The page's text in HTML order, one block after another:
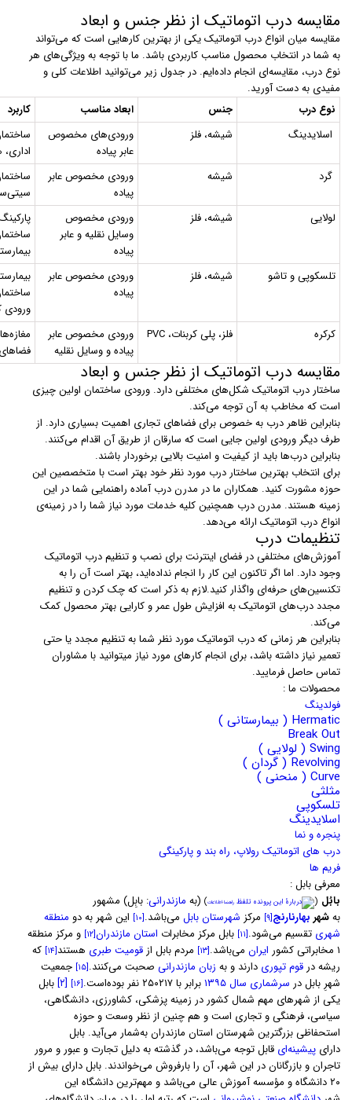
مقایسه درب اتوماتیک از نظر جنس و ابعاد
مقایسه میان انواع درب اتوماتیک یکی از بهترین کارهایی است که می‌تواند
به شما در انتخاب محصول مناسب کاربردی باشد. ما با توجه به ویژگی‌های هر
نوع درب، مقایسه‌ای انجام داده‌ایم. در جدول زیر می‌توانید اطلاعات کلی و
مفیدی به دست آورید.
نوع درب
جنس ابعاد مناسب
کاربرد
اسلایدینگ
شیشه، فلز
ورودی‌های مخصوص
عابر پیاده
گرد
شیشه
ورودی مخصوص عابر
پیاده
لولایی
شیشه، فلز
ورودی مخصوص
وسایل نقلیه و عابر
پیاده
تلسکوپی و تاشو
شیشه، فلز
ورودی مخصوص عابر
پیاده
ورودی
کرکره
فلز، پلی کربنات، PVC
ورودی مخصوص عابر
پیاده و وسایل نقلیه
مقایسه درب اتوماتیک از نظر جنس و ابعاد
ساختار درب اتوماتیک شکل‌های مختلفی دارد. ورودی ساختمان اولین چیزی
است که مخاطب به آن توجه می‌کند.
بنابراین ظاهر درب به خصوص برای فضاهای تجاری اهمیت بسیاری دارد. از
طرف دیگر ورودی اولین جایی است که سارقان از طریق آن اقدام می‌کنند.
بنابراین درب‌ها باید از کیفیت و امنیت بالایی برخوردار باشند.
برای انتخاب بهترین ساختار درب مورد نظر خود بهتر است با متخصصین این
حوزه مشورت کنید. همکاران ما در مدرن درب آماده راهنمایی شما در این
زمینه هستند. مدرن درب همچنین کلیه خدمات مورد نیاز شما را در زمینه‌ی
انواع درب اتوماتیک ارائه می‌دهد.
تنظیمات درب
آموزش‌های مختلفی در فضای اینترنت برای نصب و تنظیم درب اتوماتیک
وجود دارد. اما اگر تاکنون این کار را انجام نداده‌اید، بهتر است آن را به
تکنسین‌های حرفه‌ای واگذار کنید.لازم به ذکر است که چک کردن و تنظیم
مجدد درب‌های اتوماتیک به افزایش طول عمر و کارایی بهتر محصول کمک
می‌کند.
بنابراین هر زمانی که درب اتوماتیک مورد نظر شما به تنظیم مجدد یا حتی
تعمیر نیاز داشته باشد، برای انجام کارهای مورد نیاز میتوانید با مشاوران
تماس حاصل فرمایید.
محصولات ما :
فولدینگ
Hermatic ( بیمارستانی )
Break Out
Swing ( لولایی )
Revolving ( گردان )
Curve ( منحنی )
مثلثی
تلسکوپی
اسلایدینگ
پنجره و نما
درب های اتوماتیک رولاپ، راه بند و پارکینگی
فریم ها
معرفی بابل :
بابُل ( تلفظ راهنما·اطلاعات) (به مازندرانی: بابِل) مشهور
بهشهربهارنارنج[۹] مرکز شهرستان بابل می‌باشد.[۱۰] این شهر به دو منطقه
شهری تقسیم می‌شود.[۱۱] بابل مرکز مخابرات استان مازندران[۱۲]
و مرکز منطقه
۱ مخابراتی کشور
ایران می‌باشد.[۱۳] مردم بابل ازقومیت طبری هستند[۱۴]
که
ریشه درقوم تپوری دارند و به زبان مازندرانی صحبت می‌کنند.[۱۵]
جمعیت
شهرِ بابل در سرشماری سال ۱۳۹۵ برابر با ۲۵۰۲۱۷ نفر بوده‌است. [۱۶] [۲]
بابل
یکی از شهرهای مهم شمال کشور در زمینه پزشکی، کشاورزی، دانشگاهی،
سیاسی، فرهنگی و تجاری است و هم چنین از نظر وسعت و حوزه
استحفاظی بزرگترین شهرستان استان مازندران به‌شمار می‌آید. بابل
دارای پیشینه‌ای قابل توجه می‌باشد، در گذشته به دلیل تجارت و عبور و مرور
تاجران و بازرگانان در این شهر، آن را بارفروش می‌خواندند. بابل دارای بیش از
۲۰ دانشگاه و مؤسسه آموزش عالی می‌باشد و مهم‌ترین دانشگاه این